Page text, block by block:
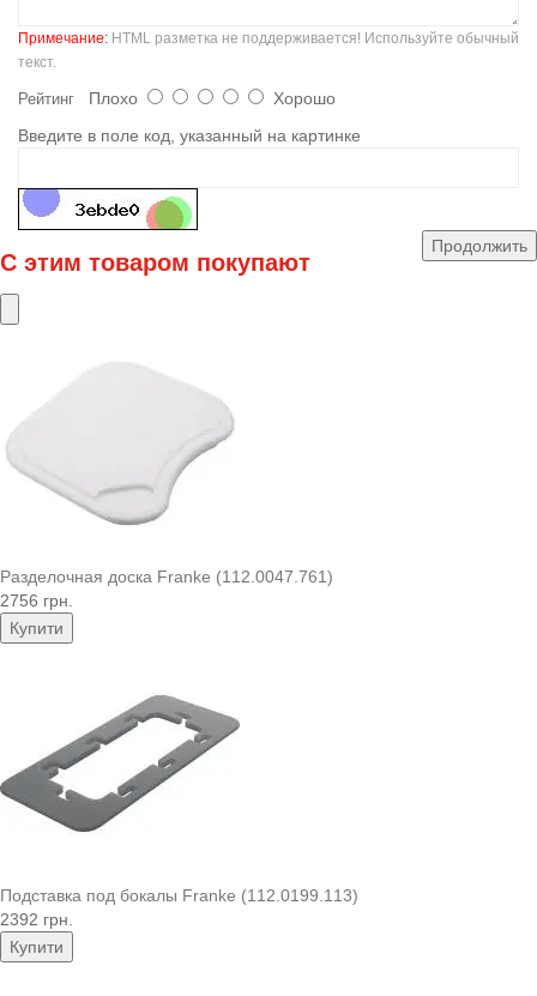
Примечание: HTML разметка не поддерживается! Используйте обычный
текст.
Рейтинг Плохо
Хорошо
Введите в поле код, указанный на картинке
Продолжить
С этим товаром покупают
Разделочная доска Franke (112.0047.761)
2756 грн.
Купити
Подставка под бокалы Franke (112.0199.113)
2392 грн.
Купити